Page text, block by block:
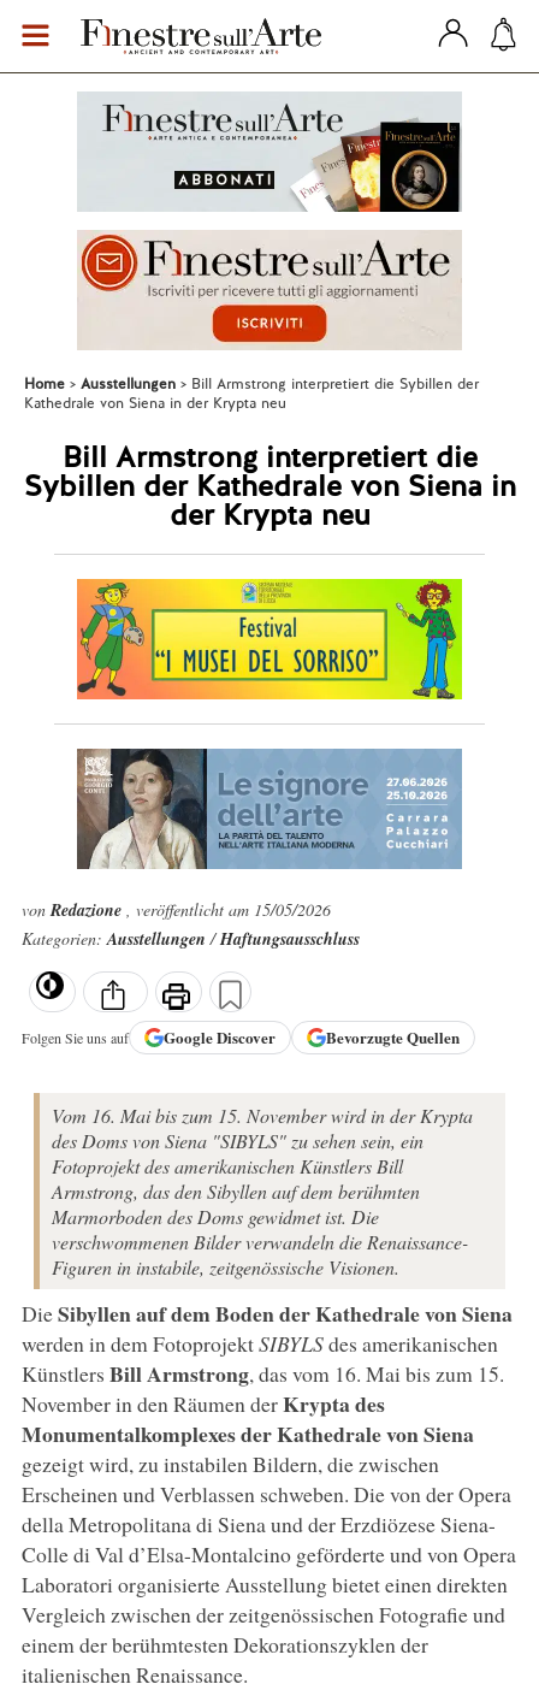
Home Ausstellungen
Bill Armstrong interpretiert die Sybillen der
Kathedrale von Siena in der Krypta neu
Bill Armstrong interpretiert die
Sybillen der Kathedrale von Siena in
der Krypta neu
vonRedazione , veröffentlicht am 15/05/2026
Kategorien:Ausstellungen/Haftungsausschluss
Folgen Sie uns auf GoogleDiscover Bevorzugte Quellen
Vom 16. Mai bis zum 15. November wird in der Krypta
des Doms von Siena "SIBYLS" zu sehen sein, ein
Fotoprojekt des amerikanischen Künstlers Bill
Armstrong, das den Sibyllen auf dem berühmten
Marmorboden des Doms gewidmet ist. Die
verschwommenen Bilder verwandeln die Renaissance-
Figuren in instabile, zeitgenössische Visionen.
DieSibyllen auf dem Boden der Kathedrale von Siena
werden in dem FotoprojektSIBYLSdes amerikanischen
Künstlers Bill Armstrong, das vom 16. Mai bis zum 15.
November in den Räumen derKrypta des
Monumentalkomplexes der Kathedrale von Siena
gezeigt wird, zu instabilen Bildern, die zwischen
Erscheinen und Verblassen schweben. Die von der Opera
della Metropolitana di Siena und der Erzdiözese Siena-
Colle di Val d’Elsa-Montalcino geförderte und von Opera
Laboratori organisierte Ausstellung bietet einen direkten
Vergleich zwischen der zeitgenössischen Fotografie und
einem der berühmtesten Dekorationszyklen der
italienischen Renaissance.